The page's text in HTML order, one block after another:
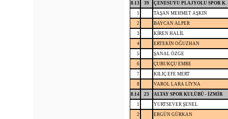
8.13
39
ÇENESUYU PLAJYOLU SPOR
1
TAŞAN MEHMET AŞKIN
2
BAYCAN ALPER
3
KİREN HALİL
4
ERTEKİN OĞUZHAN
5
ŞANAL ÖZGE
6
ÇUBUKÇU EMRE
7
KILIÇ EFE MERT
8
VAROL LARA LİYNA
8.14
23
ALTAY SPOR KULÜBÜ - İZMİR
1
YURTSEVER ŞENEL
2
ERGÜN GÜRKAN